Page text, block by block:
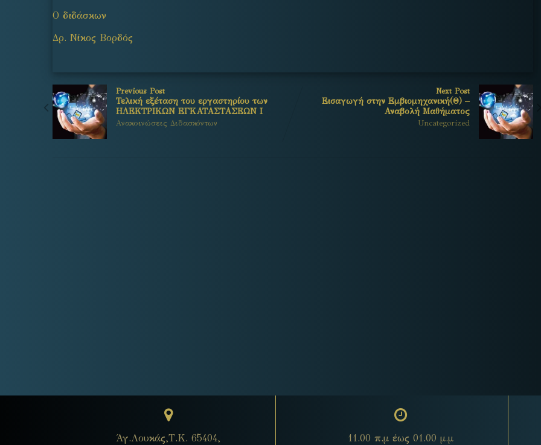
Ο διδάσκων
Δρ. Νίκος Βορδός
Previous Post
Τελική εξέταση του εργαστηρίου των
ΗΛΕΚΤΡΙΚΩΝ ΕΓΚΑΤΑΣΤΑΣΕΩΝ Ι
Ανακοινώσεις Διδασκόντων
Next Post
Εισαγωγή στην Εμβιομηχανική(Θ) –
Αναβολή Μαθήματος
Uncategorized
Άγ.Λουκάς,Τ.Κ. 65404,
11.00 π.μ έως 01.00 μ.μ